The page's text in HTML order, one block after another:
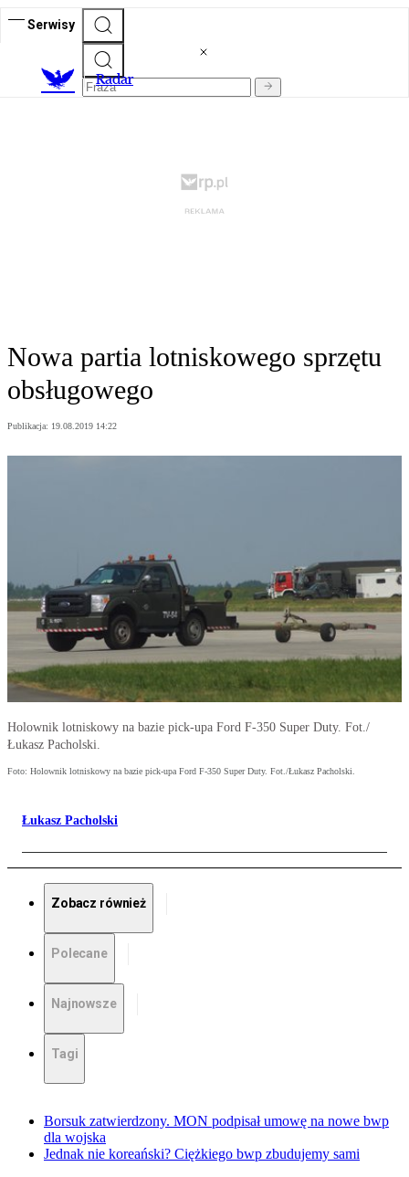
Serwisy
Radar
Nowa partia lotniskowego sprzętu
obsługowego
Publikacja: 19.08.2019 14:22
Holownik lotniskowy na bazie pick-upa Ford F-350 Super Duty. Fot./
Łukasz Pacholski.
Foto: Holownik lotniskowy na bazie pick-upa Ford F-350 Super Duty. Fot./Łukasz Pacholski.
Łukasz Pacholski
Zobacz również
Polecane
Najnowsze
Tagi
Borsuk zatwierdzony. MON podpisał umowę na nowe bwp
dla wojska
Jednak nie koreański? Ciężkiego bwp zbudujemy sami